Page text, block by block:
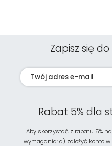
Zapisz się
Rabat 5% dla
Aby skorzystać z rabatu 5%
wymagania: a) założyć konto